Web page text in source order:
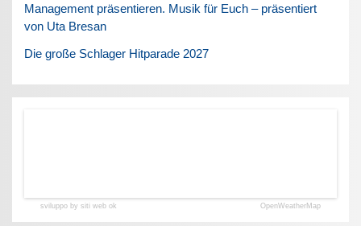
Management präsentieren. Musik für Euch – präsentiert
von Uta Bresan
Die große Schlager Hitparade 2027
sviluppo by siti web ok OpenWeatherMap